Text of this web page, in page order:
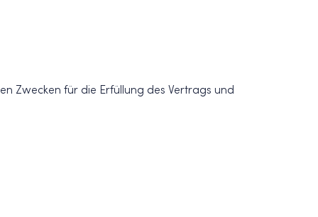
Zwecken für die Erfüllung des Vertrags und